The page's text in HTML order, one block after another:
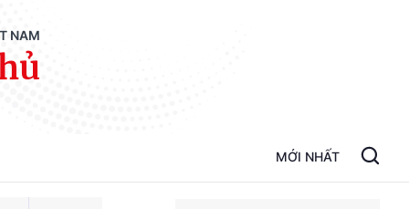
NAM
MỚI NHẤT